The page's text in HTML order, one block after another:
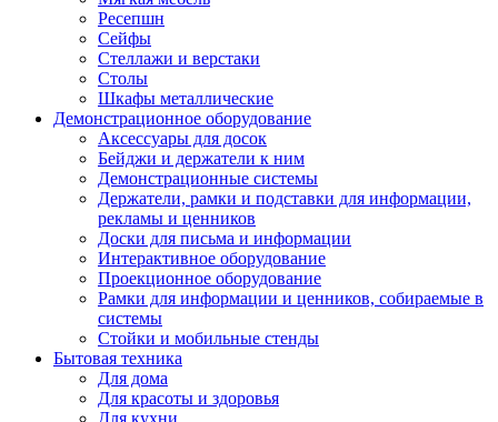
Ресепшн
Сейфы
Стеллажи и верстаки
Столы
Шкафы металлические
Демонстрационное оборудование
Аксессуары для досок
Бейджи и держатели к ним
Демонстрационные системы
Держатели, рамки и подставки для информации,
рекламы и ценников
Доски для письма и информации
Интерактивное оборудование
Проекционное оборудование
Рамки для информации и ценников, собираемые в
системы
Стойки и мобильные стенды
Бытовая техника
Для дома
Для красоты и здоровья
Для кухни